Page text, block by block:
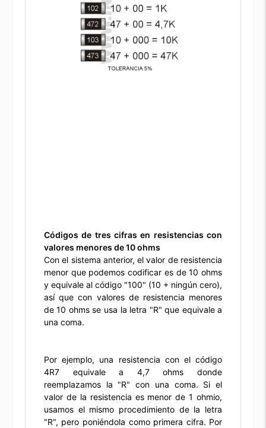
Códigos de tres cifras en resistencias con
valores menores de 10 ohms
Con el sistema anterior, el valor de resistencia
menor que podemos codificar es de 10 ohms
y equivale al código "100" (10 + ningún cero),
así que con valores de resistencia menores
de 10 ohms se usa la letra "R" que equivale a
una coma.
Por ejemplo, una resistencia con el código
4R7 equivale a 4,7 ohms donde
reemplazamos la "R" con una coma. Si el
valor de la resistencia es menor de 1 ohmio,
usamos el mismo procedimiento de la letra
"R", pero poniéndola como primera cifra. Por